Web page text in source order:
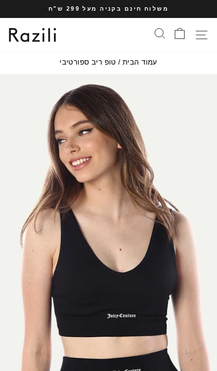
לתוכן
עצרי
משלוח חינם בקניה מעל 299 ש"ח
תפריט אתרסל הקניות
עמוד הבית / טופ ריב ספורטיבי